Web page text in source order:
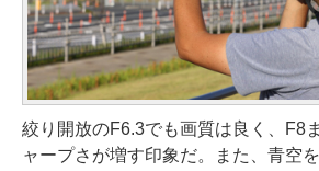
絞り開放のF6.3でも画質は良く、F8
ャープさが増す印象だ。また、青空